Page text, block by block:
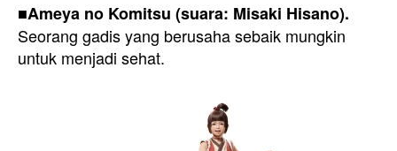
■Ameya no Komitsu (suara: Misaki Hisano).
Seorang gadis yang berusaha sebaik mungkin
untuk menjadi sehat.